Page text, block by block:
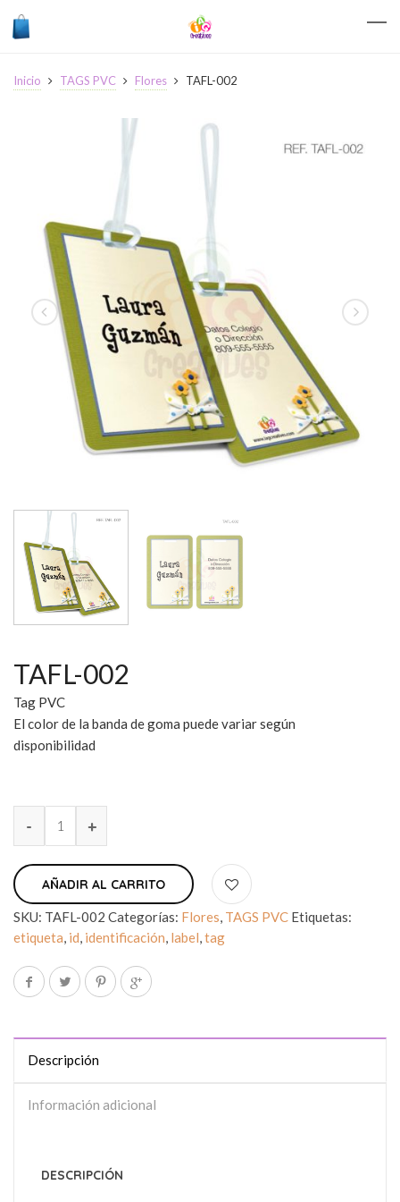
Inicio TAGS PVC Flores TAFL-002
TAFL-002
Tag PVC
El color de la banda de goma puede variar según
disponibilidad
AÑADIR AL CARRITO
SKU: TAFL-002 Categorías: Flores, TAGS PVC Etiquetas:
etiqueta, id, identificación, label,tag
Descripción
Información adicional
DESCRIPCIÓN